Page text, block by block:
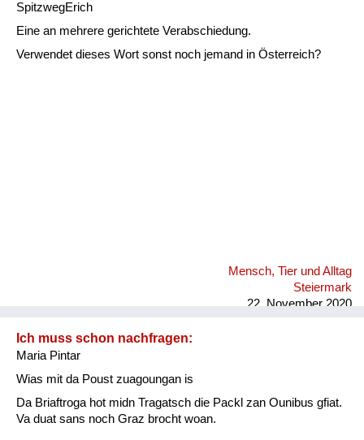
SpitzwegErich
Eine an mehrere gerichtete Verabschiedung.
Verwendet dieses Wort sonst noch jemand in Österreich?
Mensch, Tier und Alltag
Steiermark
22. November 2020
Ich muss schon nachfragen:
Maria Pintar
Wias mit da Poust zuagoungan is
Da Briaftroga hot midn Tragatsch die Packl zan Ounibus gfiat.
Va duat sans noch Graz brocht woan.